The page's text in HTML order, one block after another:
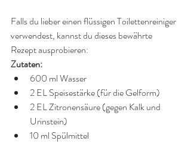
Falls du lieber einen flüssigen Toilettenreiniger
verwendest, kannst du dieses bewährte
Rezept ausprobieren:
Zutaten:
600 ml Wasser
2 EL Speisestärke (für die Gelform)
2 EL Zitronensäure (gegen Kalk und
Urinstein)
10 ml Spülmittel